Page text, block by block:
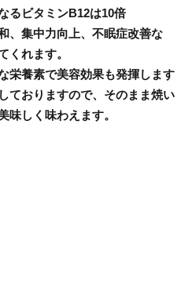
るビタミンB12は10倍
、集中力向上、不眠症改善な
くれます。
栄養素で美容効果も発揮します
ておりますので、そのまま焼い
味しく味わえます。